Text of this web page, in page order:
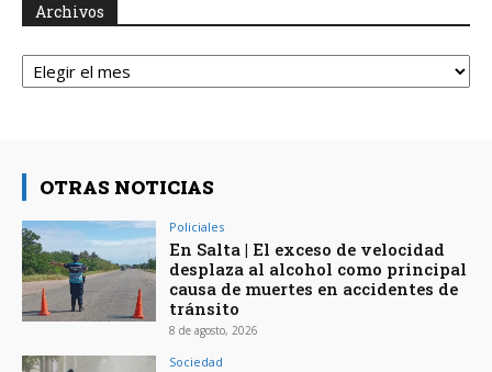
Archivos
Archivos
OTRAS NOTICIAS
Policiales
En Salta | El exceso de velocidad
desplaza al alcohol como principal
causa de muertes en accidentes de
tránsito
8 de agosto, 2026
Sociedad